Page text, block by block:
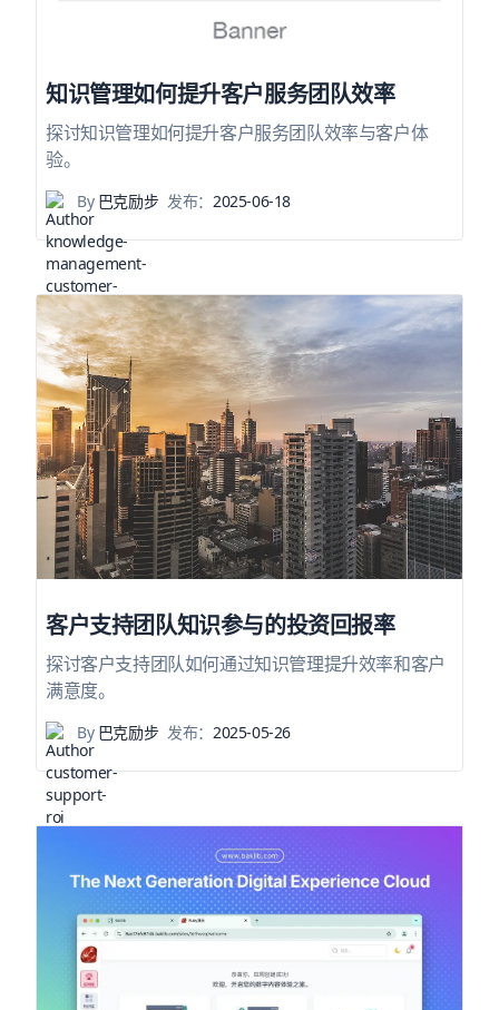
知识管理如何提升客户服务团队效率
探讨知识管理如何提升客户服务团队效率与客户体
验。
By巴克励步 发布：2025-06-18
客户支持团队知识参与的投资回报率
探讨客户支持团队如何通过知识管理提升效率和客户
满意度。
By巴克励步 发布： 2025-05-26